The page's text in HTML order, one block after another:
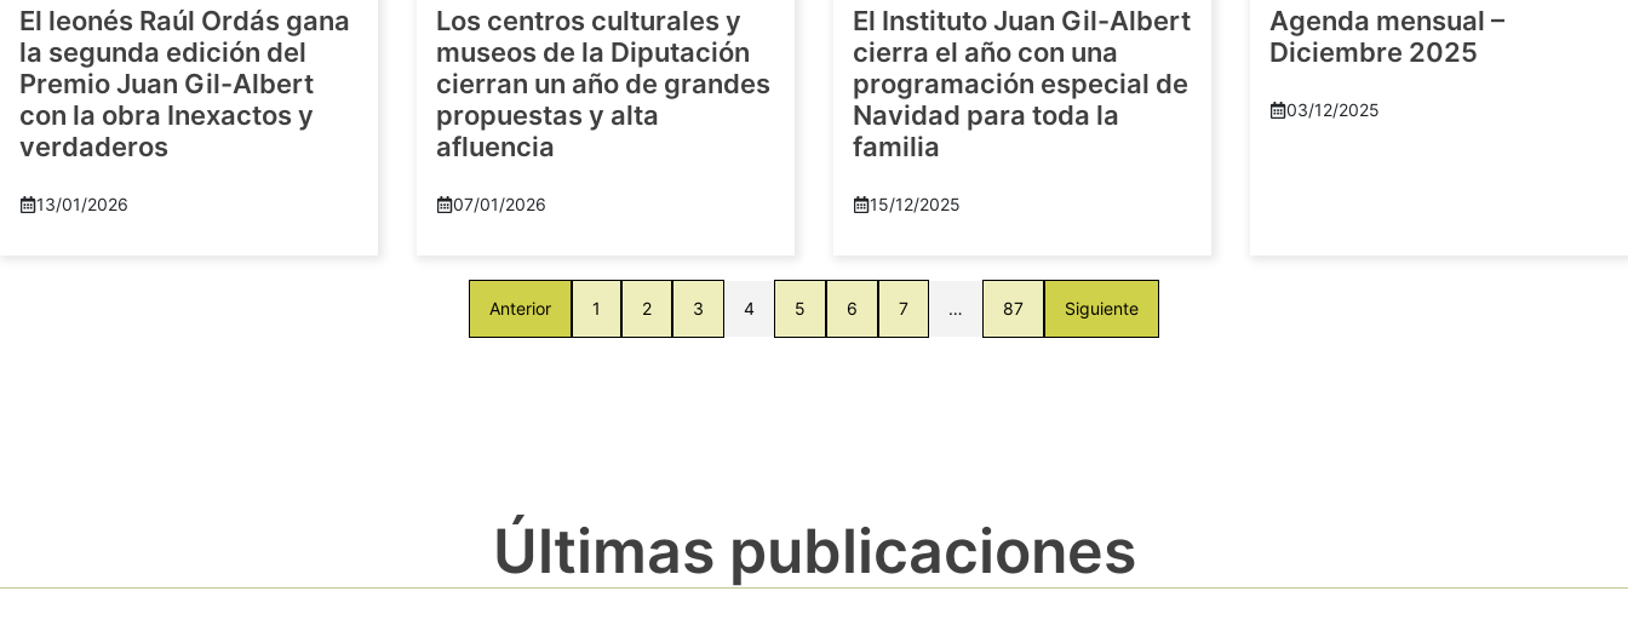
El leonés Raúl Ordás gana
la segunda edición del
Premio Juan Gil-Albert
con la obra Inexactos y
verdaderos
13/01/2026
Los centros culturales y
museos de la Diputación
cierran un año de grandes
propuestas y alta
afluencia
07/01/2026
El Instituto Juan Gil-Albert
cierra el año con una
programación especial de
Navidad para toda la
familia
15/12/2025
Agenda mensual –
Diciembre 2025
03/12/2025
Anterior 1 2 3 4 5 6 7 … 87 Siguiente
Últimas publicaciones